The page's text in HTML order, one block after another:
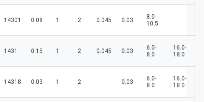
14301 0.08 1 2 0.045 0.03
8.0-
10.5
1431 0.15 1 2 0.045 0.03
6.0-
8.0
16.0-
18.0
14318 0.03 1 2 0.03
6.0-
8.0
16.0-
18.0